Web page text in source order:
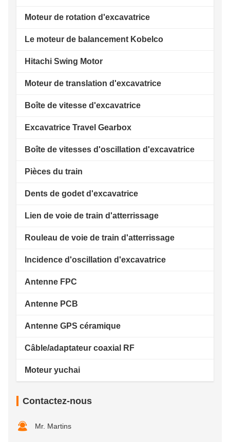
Moteur de rotation d'excavatrice
Le moteur de balancement Kobelco
Hitachi Swing Motor
Moteur de translation d'excavatrice
Boîte de vitesse d'excavatrice
Excavatrice Travel Gearbox
Boîte de vitesses d'oscillation d'excavatrice
Pièces du train
Dents de godet d'excavatrice
Lien de voie de train d'atterrissage
Rouleau de voie de train d'atterrissage
Incidence d'oscillation d'excavatrice
Antenne FPC
Antenne PCB
Antenne GPS céramique
Câble/adaptateur coaxial RF
Moteur yuchai
Contactez-nous
Mr. Martins